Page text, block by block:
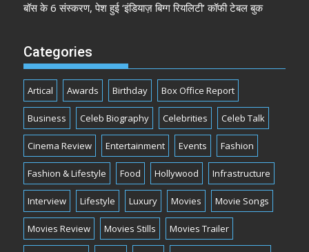
बॉस के 6 संस्करण, पेश हुई ‘इंडियाज़ बिग्ग रियलिटी’ कॉफी टेबल बुक
Categories
Artical Awards Birthday Box Office Report
Business Celeb Biography Celebrities Celeb Talk
Cinema Review Entertainment Events Fashion
Fashion & Lifestyle Food Hollywood Infrastructure
Interview Lifestyle Luxury Movies Movie Songs
Movies Review Movies Stills Movies Trailer